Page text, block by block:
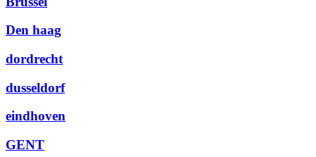
Den haag
dordrecht
dusseldorf
eindhoven
GENT